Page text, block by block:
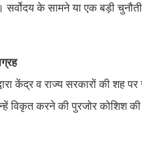
सर्वोदय के सामने या एक बड़ी
केंद्र व राज्य सरकारों की
विकृत करने की पुरजोर कोशिश